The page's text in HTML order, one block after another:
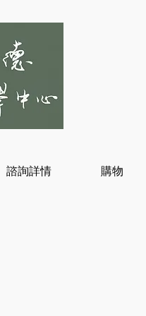
諮詢詳情 購物